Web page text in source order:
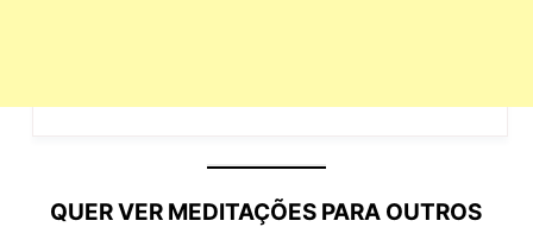
QUER VER MEDITAÇÕES PARA OUTROS